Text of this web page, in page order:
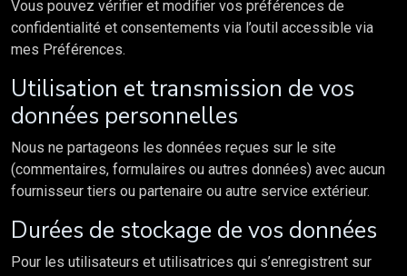
Vous pouvez vérifier et modifier vos préférences de
confidentialité et consentements via l’outil accessible via
mes Préférences.
Utilisation et transmission de vos
données personnelles
Nous ne partageons les données reçues sur le site
(commentaires, formulaires ou autres données) avec aucun
fournisseur tiers ou partenaire ou autre service extérieur.
Durées de stockage de vos données
Pour les utilisateurs et utilisatrices qui s’enregistrent sur